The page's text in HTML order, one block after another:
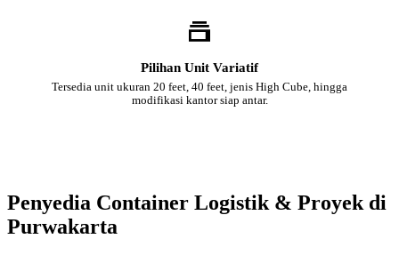
Pilihan Unit Variatif
Tersedia unit ukuran 20 feet, 40 feet, jenis High Cube, hingga
modifikasi kantor siap antar.
Penyedia Container Logistik & Proyek di
Purwakarta